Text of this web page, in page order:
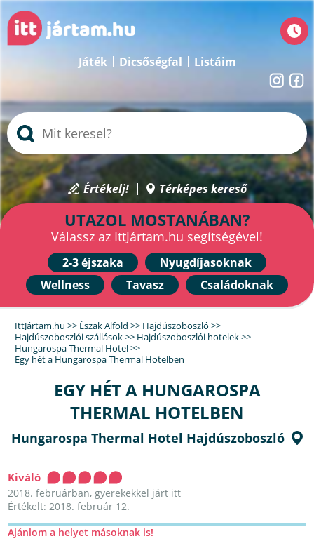
Játék Dicsőségfal Listáim
Értékelj! Térképes kereső
UTAZOL MOSTANÁBAN?
Válassz az IttJártam.hu segítségével!
2-3 éjszaka
Nyugdíjasoknak
Wellness
Tavasz Családoknak
IttJártam.hu >> Észak Alföld >> Hajdúszoboszló >>
Hajdúszoboszlói szállások>> Hajdúszoboszlói hotelek>>
Hungarospa Thermal Hotel>>
Egy hét a Hungarospa Thermal Hotelben
EGY HÉT A HUNGAROSPA
THERMAL HOTELBEN
Hungarospa Thermal Hotel Hajdúszoboszló
Kiváló
2018. februárban, gyerekekkel járt itt
Értékelt: 2018. február 12.
Ajánlom a helyet másoknak is!